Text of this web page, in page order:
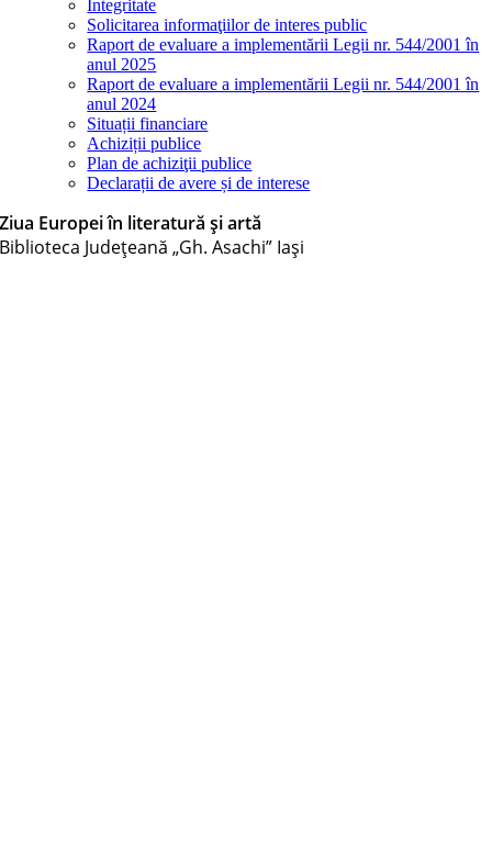
Integritate
Solicitarea informaţiilor de interes public
Raport de evaluare a implementării Legii nr. 544/2001 în
anul 2025
Raport de evaluare a implementării Legii nr. 544/2001 în
anul 2024
Situații financiare
Achiziții publice
Plan de achiziţii publice
Declarații de avere și de interese
Ziua Europei în literatură și artă
Biblioteca Judeţeană „Gh. Asachi” Iaşi